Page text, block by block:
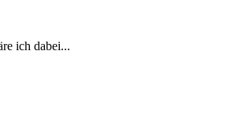
ich dabei...